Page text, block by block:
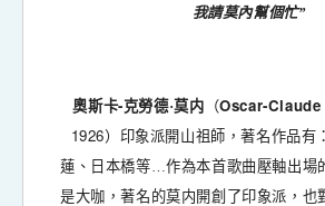
我請莫內幫個忙”
奧斯卡-克勞德·莫内 （Oscar-Claude
1926）印象派開山祖師，著名作品有
蓮、日本橋等…作為本首歌曲壓軸出場
是大咖，著名的莫内開創了印象派，也